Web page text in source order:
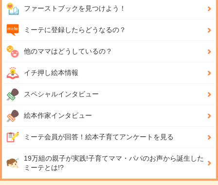
ファーストブックを見つけよう！
ミーテに登録したらどうなるの？
他のママはどうしているの？
イチ押し絵本情報
スペシャルインタビュー
絵本作家インタビュー
ミーテ会員が回答！ 絵本子育てアンケートを見る
19万組の親子が実践!子育てママ・パパのお声から誕生した
ミーテとは!?